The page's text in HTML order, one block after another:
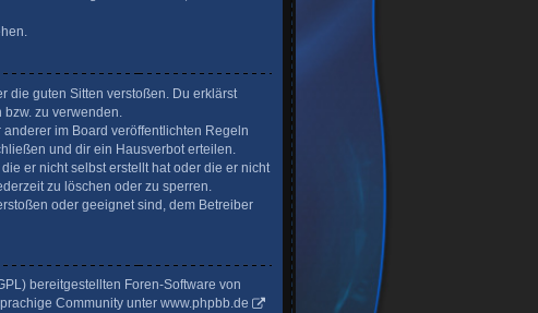
die guten Sitten verstoßen. Du erklärst
zu verwenden.
im Board veröffentlichten Regeln
und dir ein Hausverbot erteilen.
er nicht selbst erstellt hat oder die er nicht
zu löschen oder zu sperren.
oder geeignet sind, dem Betreiber
bereitgestellten Foren-Software von
Community unter www.phpbb.de